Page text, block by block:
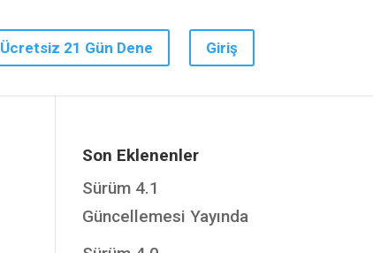
Ücretsiz 21 Gün Dene Giriş
Son Eklenenler
Sürüm 4.1
Güncellemesi Yayında